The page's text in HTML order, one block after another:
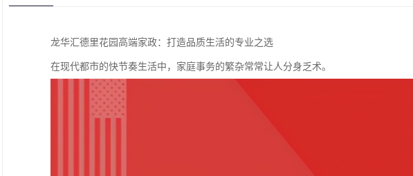
龙华汇德里花园高端家政：打造品质生活的专业之选
在现代都市的快节奏生活中，家庭事务的繁杂常常让人分身乏术。